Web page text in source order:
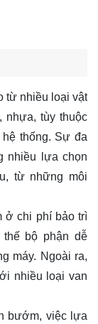
từ nhiều loại vật
nhựa, tùy thuộc
thống. Sự đa
nhiều lựa chọn
từ những môi
ở chi phí bảo trì
bộ phận dễ
máy. Ngoài ra,
nhiều loại van
bướm, việc lựa